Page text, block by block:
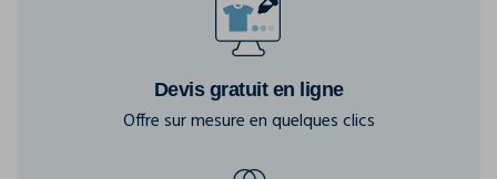
Devis gratuit en ligne
Offre sur mesure en quelques clics